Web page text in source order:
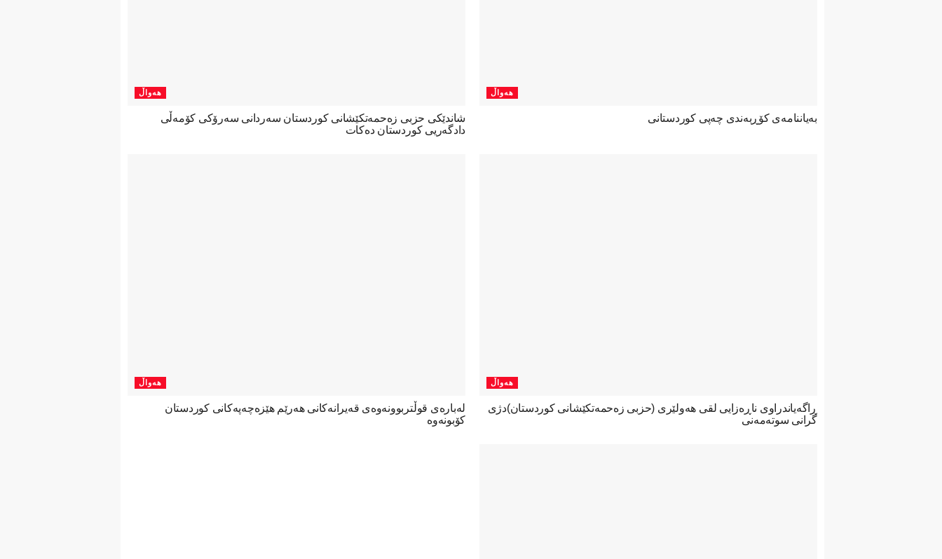
هەواڵ
بەیاننامەی کۆڕبەندی چەپی کوردستانی
هەواڵ
شاندێکی حزبی زەحمەتکێشانی کوردستان سەردانی سەرۆکی کۆمەڵی
دادگەریی کوردستان دەکات
هەواڵ
ڕاگەیاندراوی ناڕەزایی لقی هەولێری (حزبی زەحمەتکێشانی کوردستان)دژی
گرانی سوتەمەنی
هەواڵ
لەبارەی قوڵتربوونەوەی قەیرانەكانی هەرێم هێزەچەپەكانی كوردستان
كۆبونەوە